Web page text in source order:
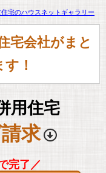
宅のハウスネットギャラリー
宅会社がまと
！
用住宅
求
完了／